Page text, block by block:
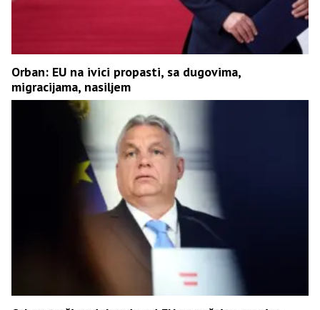
Orban: EU na ivici propasti, sa dugovima,
migracijama, nasiljem